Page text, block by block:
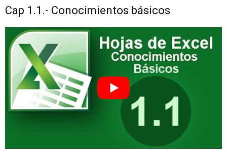
Cap 1.1.- Conocimientos básicos